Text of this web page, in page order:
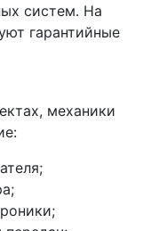
систем. На
гарантийные
механики